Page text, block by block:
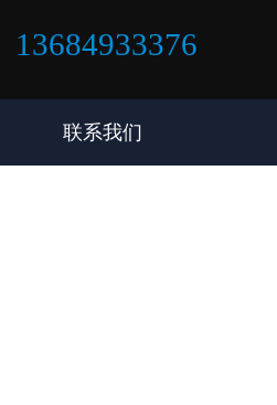
13684933376
联系我们